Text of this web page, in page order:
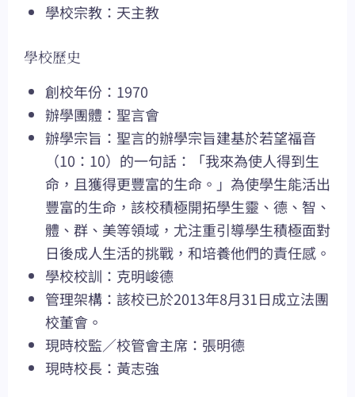
學校宗教：天主教
學校歷史
創校年份：1970
辦學團體：聖言會
辦學宗旨：聖言的辦學宗旨建基於若望福音
（10：10）的一句話：「我來為使人得到生
命，且獲得更豐富的生命。」為使學生能活出
豐富的生命，該校積極開拓學生靈、德、智、
體、群、美等領域，尤注重引導學生積極面對
日後成人生活的挑戰，和培養他們的責任感。
學校校訓：克明峻德
管理架構：該校已於2013年8月31日成立法團
校董會。
現時校監／校管會主席：張明德
現時校長：黃志強